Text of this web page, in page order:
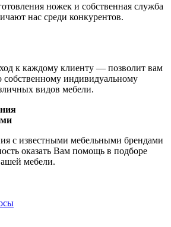
ножек и собственная служба
нас среди конкурентов.
к каждому клиенту — позволит вам
собственному индивидуальному
видов мебели.
с известными мебельными брендами
оказать Вам помощь в подборе
мебели.